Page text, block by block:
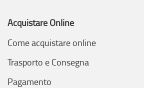
Acquistare Online
Come acquistare online
Trasporto e Consegna
Pagamento